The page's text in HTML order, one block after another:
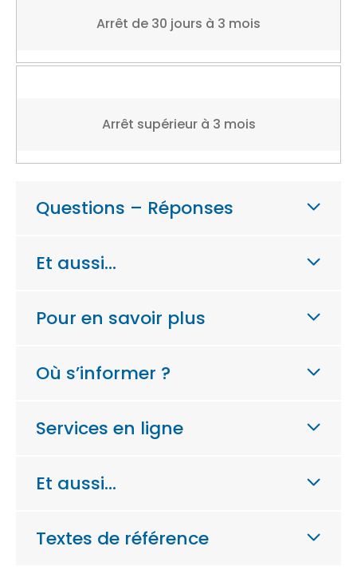
Arrêt de 30 jours à 3 mois
Arrêt supérieur à 3 mois
Questions – Réponses
Et aussi…
Pour en savoir plus
Où s’informer ?
Services en ligne
Et aussi…
Textes de référence